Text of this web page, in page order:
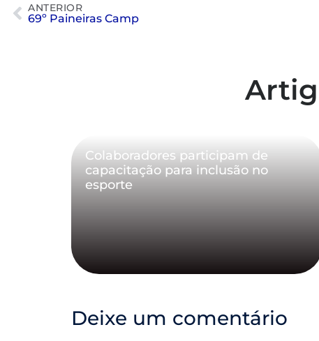
ANTERIOR
69º Paineiras Camp
Colaboradores participam de
capacitação para inclusão no
esporte
Deixe um comentário